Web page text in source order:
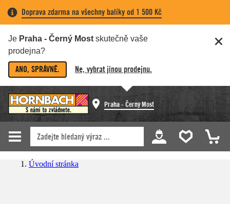
Doprava zdarma na všechny balíky od 1 500 Kč
Je Praha - Černý Most skutečně vaše
prodejna?
ANO, SPRÁVNĚ. Ne, vybrat jinou prodejnu.
Praha - Černý Most
Úvodní stránka